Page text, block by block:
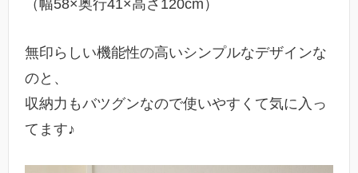
（幅58×奥行41×高さ120cm）
無印らしい機能性の高いシンプルなデザインな
のと、
収納力もバツグンなので使いやすくて気に入っ
てます♪